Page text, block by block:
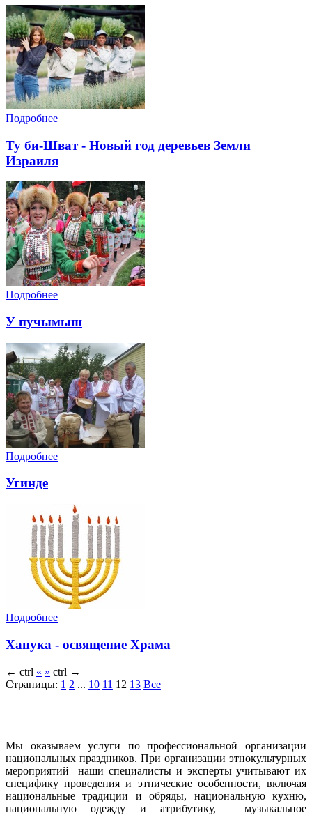
Подробнее
Ту би-Шват - Новый год деревьев Земли
Израиля
Подробнее
У пучымыш
Подробнее
Угинде
Подробнее
Ханука - освящение Храма
← ctrl « » ctrl →
Страницы: 1 2 ... 10 11 12 13 Все
Мы оказываем услуги по профессиональной организации
национальных праздников. При организации этнокультурных
мероприятий наши специалисты и эксперты учитывают их
специфику проведения и этнические особенности, включая
национальные традиции и обряды, национальную кухню,
национальную одежду и атрибутику, музыкальное